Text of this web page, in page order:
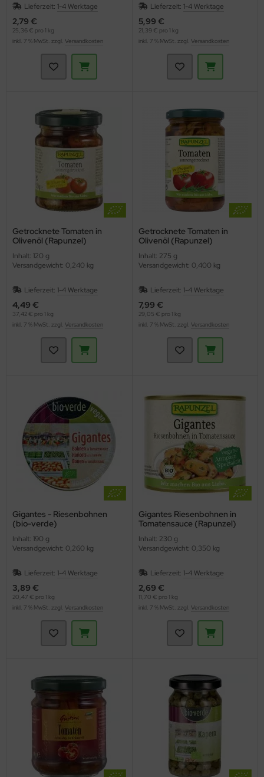
Lieferzeit: 1-4 Werktage
2,79 €
25,36 € pro 1 kg
inkl. 7 % MwSt. zzgl. Versandkosten
Lieferzeit: 1-4 Werktage
5,99 €
21,39 € pro 1 kg
inkl. 7 % MwSt. zzgl. Versandkosten
Getrocknete Tomaten in
Olivenöl (Rapunzel)
Inhalt: 120 g
Versandgewicht: 0,240 kg
Lieferzeit: 1-4 Werktage
4,49 €
37,42 € pro 1 kg
inkl. 7 % MwSt. zzgl. Versandkosten
Getrocknete Tomaten in
Olivenöl (Rapunzel)
Inhalt: 275 g
Versandgewicht: 0,400 kg
Lieferzeit: 1-4 Werktage
7,99 €
29,05 € pro 1 kg
inkl. 7 % MwSt. zzgl. Versandkosten
Gigantes - Riesenbohnen
(bio-verde)
Inhalt: 190 g
Versandgewicht: 0,260 kg
Lieferzeit: 1-4 Werktage
3,89 €
20,47 € pro 1 kg
inkl. 7 % MwSt. zzgl. Versandkosten
Gigantes Riesenbohnen in
Tomatensauce (Rapunzel)
Inhalt: 230 g
Versandgewicht: 0,350 kg
Lieferzeit: 1-4 Werktage
2,69 €
11,70 € pro 1 kg
inkl. 7 % MwSt. zzgl. Versandkosten